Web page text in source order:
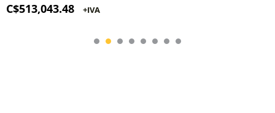
C$513,043.48 +IVA